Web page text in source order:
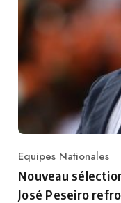
Category
Equipes Nationales
Nouveau
José Peseiro